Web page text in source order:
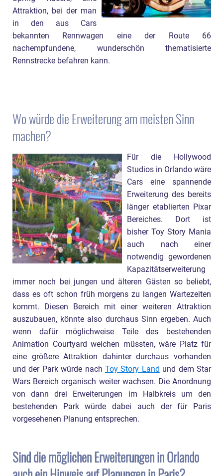
Attraktion, bei der man
in den aus Cars
bekannten Rennwagen eine der Route 66
nachempfundene, wunderschön thematisierte
Rennstrecke befahren kann.
Wo würde die Erweiterung am meisten Sinn
machen?
Für die Hollywood
Studios in Orlando wäre
Cars eine spannende
Erweiterung des bereits
länger etablierten Pixar
Bereiches. Dort ist
bisher Toy Story Mania
auch nach einer
notwendig gewordenen
Kapazitätserweiterung
immer noch bei jungen und älteren Gästen so beliebt,
dass es oft schon früh morgens zu langen Wartezeiten
kommt. Diesen Bereich mit einer weiteren Attraktion
auszubauen, könnte also durchaus Sinn ergeben. Auch
wenn dafür möglichweise Teile des bestehenden
Animation Courtyard weichen müssten, wäre Platz für
eine größere Attraktion dahinter durchaus vorhanden
und der Park würde nach Toy Story Land und dem Star
Wars Bereich organisch weiter wachsen. Die Anordnung
von dann drei Erweiterungen im Halbkreis um den
bestehenden Park würde dabei auch der für Paris
vorgesehenen Planung entsprechen.
Sind die möglichen Erweiterungen in Orlando